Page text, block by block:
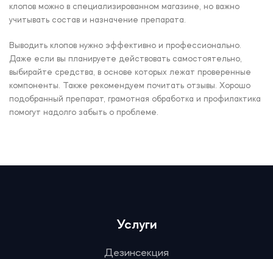
клопов можно в специализированном магазине, но важно
учитывать состав и назначение препарата.
Выводить клопов нужно эффективно и профессионально.
Даже если вы планируете действовать самостоятельно,
выбирайте средства, в основе которых лежат проверенные
компоненты. Также рекомендуем почитать отзывы. Хорошо
подобранный препарат, грамотная обработка и профилактика
помогут надолго забыть о проблеме.
Услуги
Дезинсекция